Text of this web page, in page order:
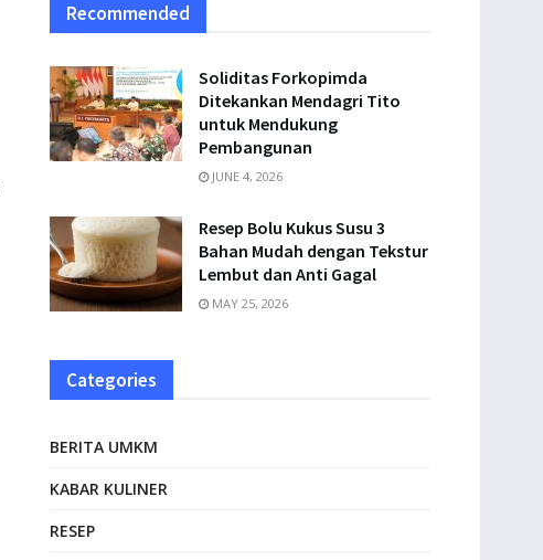
Recommended
Soliditas Forkopimda
Ditekankan Mendagri Tito
untuk Mendukung
Pembangunan
JUNE 4, 2026
Resep Bolu Kukus Susu 3
Bahan Mudah dengan Tekstur
Lembut dan Anti Gagal
MAY 25, 2026
Categories
BERITA UMKM
KABAR KULINER
RESEP